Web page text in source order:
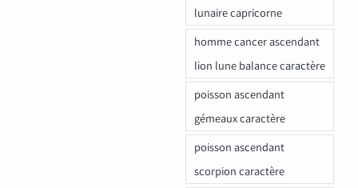
lunaire capricorne
homme cancer ascendant
lion lune balance caractère
poisson ascendant
gémeaux caractère
poisson ascendant
scorpion caractère